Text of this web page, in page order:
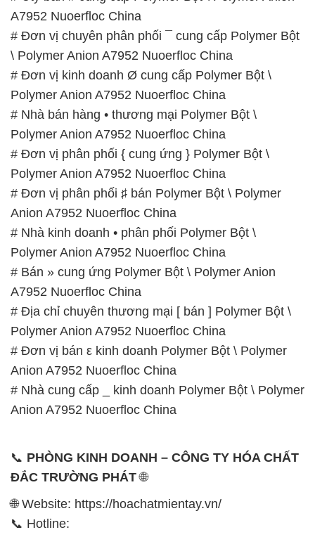
Polymer Anion A7952 Nuoerfloc China
# Nhà bán hàng • thương mại Polymer Bột \
Polymer Anion A7952 Nuoerfloc China
# Đơn vị phân phối { cung ứng } Polymer Bột \
Polymer Anion A7952 Nuoerfloc China
# Đơn vị phân phối ♯ bán Polymer Bột \ Polymer
Anion A7952 Nuoerfloc China
# Nhà kinh doanh • phân phối Polymer Bột \
Polymer Anion A7952 Nuoerfloc China
# Bán » cung ứng Polymer Bột \ Polymer Anion
A7952 Nuoerfloc China
# Địa chỉ chuyên thương mại [ bán ] Polymer Bột \
Polymer Anion A7952 Nuoerfloc China
# Đơn vị bán ε kinh doanh Polymer Bột \ Polymer
Anion A7952 Nuoerfloc China
# Nhà cung cấp _ kinh doanh Polymer Bột \ Polymer
Anion A7952 Nuoerfloc China
📞PHÒNG KINH DOANH – CÔNG TY HÓA CHẤT
ĐẮC TRƯỜNG PHÁT 🌐
🌐 Website: https://hoachatmientay.vn/
– 0933.920.505 – 028.3504.5555
028.3756.1841- 028.3756.1842